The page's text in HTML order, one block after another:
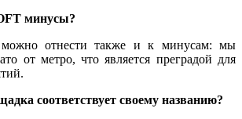
минусы?
отнести также и к минусам: мы
от метро, что является преградой для
соответствует своему названию?